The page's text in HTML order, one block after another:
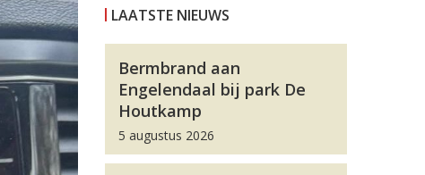
LAATSTE NIEUWS
Bermbrand aan
Engelendaal bij park De
Houtkamp
5 augustus 2026